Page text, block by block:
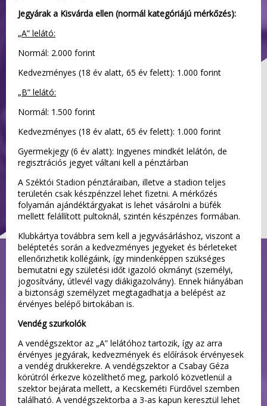
Jegyárak a Kisvárda ellen (normál kategóriájú mérkőzés):
„A” lelátó:
Normál: 2.000 forint
Kedvezményes (18 év alatt, 65 év felett): 1.000 forint
„B” lelátó:
Normál: 1.500 forint
Kedvezményes (18 év alatt, 65 év felett): 1.000 forint
Gyermekjegy (6 év alatt): Ingyenes mindkét lelátón, de
regisztrációs jegyet váltani kell a pénztárban
A Széktói Stadion pénztáraiban, illetve a stadion teljes
területén csak készpénzzel lehet fizetni. A mérkőzés
folyamán ajándéktárgyakat is lehet vásárolni a büfék
mellett felállított pultoknál, szintén készpénzes formában.
Klubkártya továbbra sem kell a jegyvásárláshoz, viszont a
beléptetés során a kedvezményes jegyeket és bérleteket
ellenőrizhetik kollégáink, így mindenképpen szükséges
bemutatni egy születési időt igazoló okmányt (személyi,
jogosítvány, útlevél vagy diákigazolvány). Ennek hiányában
a biztonsági személyzet megtagadhatja a belépést az
érvényes belépő birtokában is.
Vendég szurkolók
A vendégszektor az „A” lelátóhoz tartozik, így az arra
érvényes jegyárak, kedvezmények és előírások érvényesek
a vendég drukkerekre. A vendégszektor a Csabay Géza
körútról érkezve közelíthető meg, parkoló közvetlenül a
szektor bejárata mellett, a Kecskeméti Fürdővel szemben
található. A vendégszektorba a 3-as kapun keresztül lehet